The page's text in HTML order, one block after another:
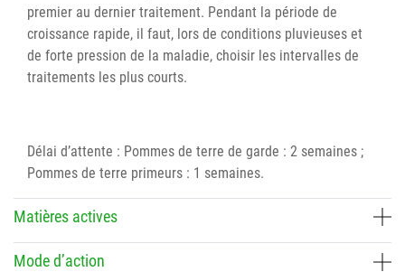
premier au dernier traitement. Pendant la période de
croissance rapide, il faut, lors de conditions pluvieuses et
de forte pression de la maladie, choisir les intervalles de
traitements les plus courts.
Délai d’attente : Pommes de terre de garde : 2 semaines ;
Pommes de terre primeurs : 1 semaines.
Matières actives
Mode d’action